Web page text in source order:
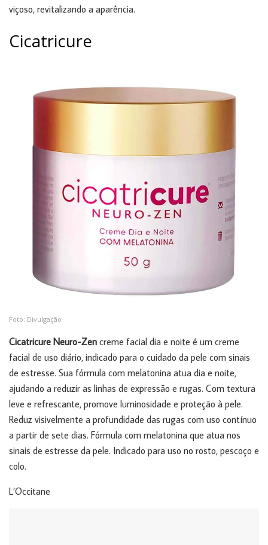
viçoso, revitalizando a aparência.
Cicatricure
Foto: Divulgação
Cicatricure Neuro-Zen creme facial dia e noite é um creme
facial de uso diário, indicado para o cuidado da pele com sinais
de estresse. Sua fórmula com melatonina atua dia e noite,
ajudando a reduzir as linhas de expressão e rugas. Com textura
leve e refrescante, promove luminosidade e proteção à pele.
Reduz visivelmente a profundidade das rugas com uso contínuo
a partir de sete dias. Fórmula com melatonina que atua nos
sinais de estresse da pele. Indicado para uso no rosto, pescoço e
colo.
L’Occitane